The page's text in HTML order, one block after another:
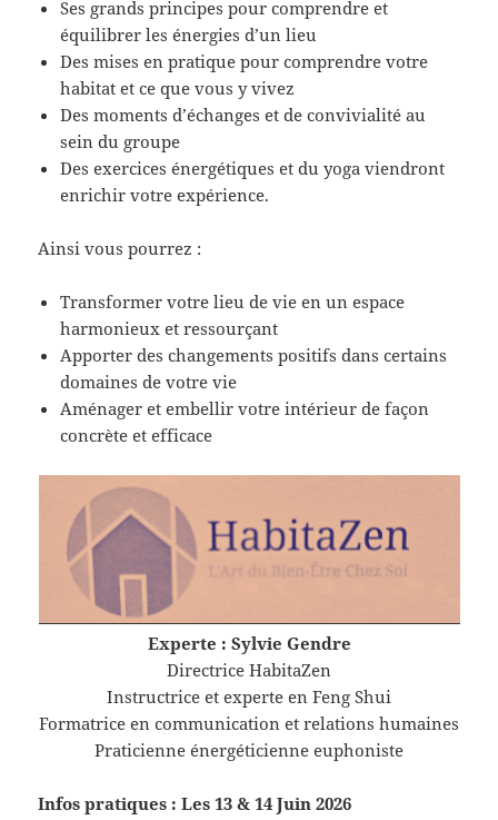
Ses grands principes pour comprendre et
équilibrer les énergies d’un lieu
Des mises en pratique pour comprendre votre
habitat et ce que vous y vivez
Des moments d’échanges et de convivialité au
sein du groupe
Des exercices énergétiques et du yoga viendront
enrichir votre expérience.
Ainsi vous pourrez :
Transformer votre lieu de vie en un espace
harmonieux et ressourçant
Apporter des changements positifs dans certains
domaines de votre vie
Aménager et embellir votre intérieur de façon
concrète et efficace
Experte : Sylvie Gendre
Directrice HabitaZen
Instructrice et experte en Feng Shui
Formatrice en communication et relations humaines
Praticienne énergéticienne euphoniste
Infos pratiques : Les 13 & 14 Juin 2026